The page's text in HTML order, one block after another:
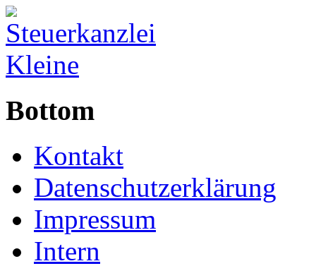
Bottom
Kontakt
Datenschutzerklärung
Impressum
Intern